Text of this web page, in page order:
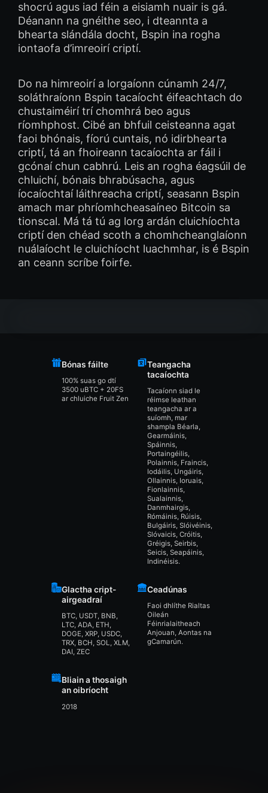
shocrú agus iad féin a eisiamh nuair is gá.
Déanann na gnéithe seo, i dteannta a
bhearta slándála docht, Bspin ina rogha
iontaofa d’imreoirí criptí.
Do na himreoirí a lorgaíonn cúnamh 24/7,
soláthraíonn Bspin tacaíocht éifeachtach do
chustaiméirí trí chomhrá beo agus
ríomhphost. Cibé an bhfuil ceisteanna agat
faoi bhónais, fíorú cuntais, nó idirbhearta
criptí, tá an fhoireann tacaíochta ar fáil i
gcónaí chun cabhrú. Leis an rogha éagsúil de
chluichí, bónais bhrabúsacha, agus
íocaíochtaí láithreacha criptí, seasann Bspin
amach mar phríomhcheasaíneo Bitcoin sa
tionscal. Má tá tú ag lorg ardán cluichíochta
criptí den chéad scoth a chomhcheanglaíonn
nuálaíocht le cluichíocht luachmhar, is é Bspin
an ceann scríbe foirfe.
Bónas fáilte
100% suas go dtí
3500 uBTC + 20FS
ar chluiche Fruit Zen
Teangacha
tacaíochta
Tacaíonn siad le
réimse leathan
teangacha ar a
suíomh, mar
shampla Béarla,
Gearmáinis,
Spáinnis,
Portaingéilis,
Polainnis, Fraincis,
Iodáilis, Ungáiris,
Ollainnis, Ioruais,
Fionlainnis,
Sualainnis,
Danmhairgis,
Rómáinis, Rúisis,
Bulgáiris, Slóivéinis,
Slóvaicis, Cróitis,
Gréigis, Seirbis,
Seicis, Seapáinis,
Indinéisis.
Glactha cript-
airgeadraí
BTC, USDT, BNB,
LTC, ADA, ETH,
DOGE, XRP, USDC,
TRX, BCH, SOL, XLM,
DAI, ZEC
Ceadúnas
Faoi dhlíthe Rialtas
Oileán
Féinrialaitheach
Anjouan, Aontas na
gCamarún.
Bliain a thosaigh
an oibríocht
2018